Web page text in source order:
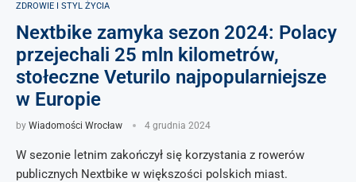
ZDROWIE I STYL ŻYCIA
Nextbike zamyka sezon 2024: Polacy
przejechali 25 mln kilometrów,
stołeczne Veturilo najpopularniejsze
w Europie
by Wiadomości Wrocław 4 grudnia 2024
W sezonie letnim zakończył się korzystania z rowerów
publicznych Nextbike w większości polskich miast.